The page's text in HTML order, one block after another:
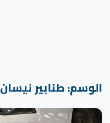
الوسم:طنابير نيسان N17